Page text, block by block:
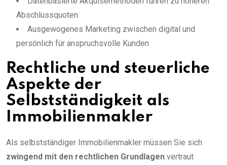
Abschlussquoten
Ausgewogenes Marketing zwischen digital und
persönlich für anspruchsvolle Kunden
Rechtliche und steuerliche
Aspekte der
Selbstständigkeit als
Immobilienmakler
Als selbstständiger Immobilienmakler müssen Sie sich
zwingend mit den rechtlichen Grundlagen vertraut